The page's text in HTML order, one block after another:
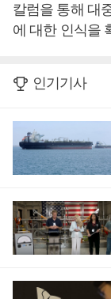
칼럼을 통해 대
에 대한 인식을
인기기사